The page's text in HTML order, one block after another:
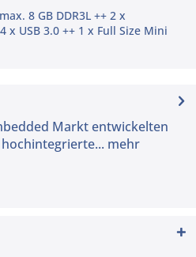
8 GB DDR3L ++ 2 x
x USB 3.0 ++ 1 x Full Size Mini
Markt entwickelten
mehr